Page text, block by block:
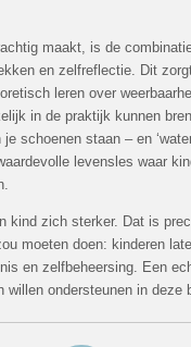
maakt, is de
en zelfreflectie. Dit
leren over
in de praktijk kunnen
schoenen staan – en
levensles waar
kind zich sterker. Dat is
moeten doen: kinderen
en zelfbeheersing. Een
willen ondersteunen in deze